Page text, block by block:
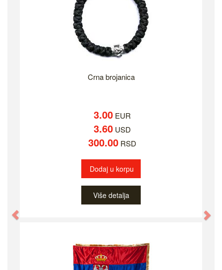
Crna brojanica
3.00 EUR
3.60 USD
300.00 RSD
Dodaj u korpu
Više detalja